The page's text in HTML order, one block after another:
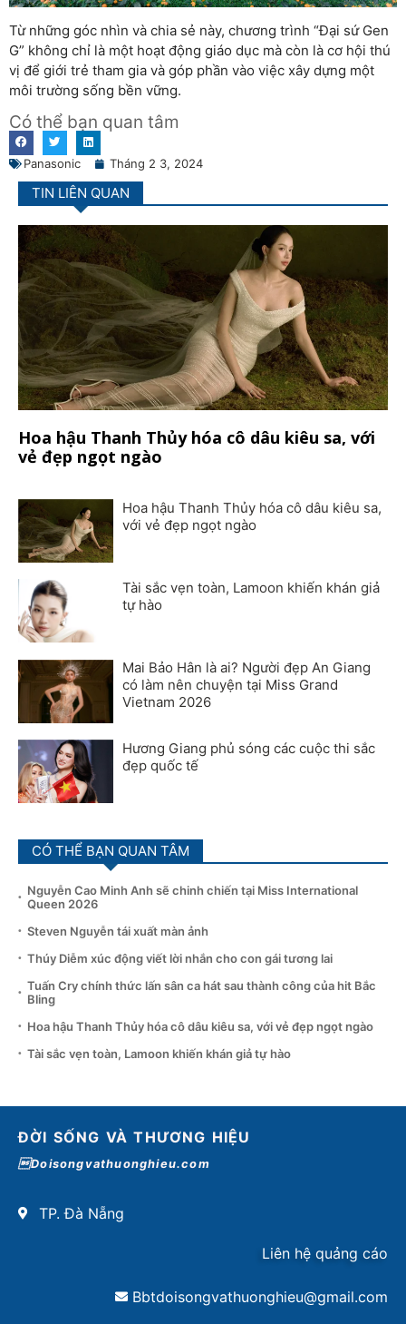
Từ những góc nhìn và chia sẻ này, chương trình “Đại sứ Gen
G” không chỉ là một hoạt động giáo dục mà còn là cơ hội thú
vị để giới trẻ tham gia và góp phần vào việc xây dựng một
môi trường sống bền vững.
Có thể bạn quan tâm
Panasonic Tháng 2 3, 2024
TIN LIÊN QUAN
Hoa hậu Thanh Thủy hóa cô dâu kiêu sa, với
vẻ đẹp ngọt ngào
Hoa hậu Thanh Thủy hóa cô dâu kiêu sa,
với vẻ đẹp ngọt ngào
Tài sắc vẹn toàn, Lamoon khiến khán giả
tự hào
Mai Bảo Hân là ai? Người đẹp An Giang
có làm nên chuyện tại Miss Grand
Vietnam 2026
Hương Giang phủ sóng các cuộc thi sắc
đẹp quốc tế
CÓ THỂ BẠN QUAN TÂM
Nguyễn Cao Minh Anh sẽ chinh chiến tại Miss International
Queen 2026
Steven Nguyễn tái xuất màn ảnh
Thúy Diễm xúc động viết lời nhắn cho con gái tương lai
Tuấn Cry chính thức lấn sân ca hát sau thành công của hit Bắc
Bling
Hoa hậu Thanh Thủy hóa cô dâu kiêu sa, với vẻ đẹp ngọt ngào
Tài sắc vẹn toàn, Lamoon khiến khán giả tự hào
ĐỜI SỐNG VÀ THƯƠNG HIỆU
Doisongvathuonghieu.com
TP. Đà Nẵng
Liên hệ quảng cáo
Bbtdoisongvathuonghieu@gmail.com